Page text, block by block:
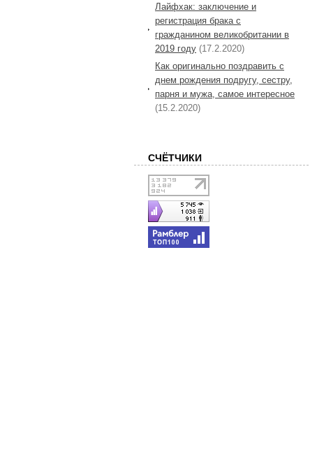
Лайфхак: заключение и
регистрация брака с
гражданином великобритании в
2019 году (17.2.2020)
Как оригинально поздравить с
днем рождения подругу, сестру,
парня и мужа, самое интересное
(15.2.2020)
СЧЁТЧИКИ